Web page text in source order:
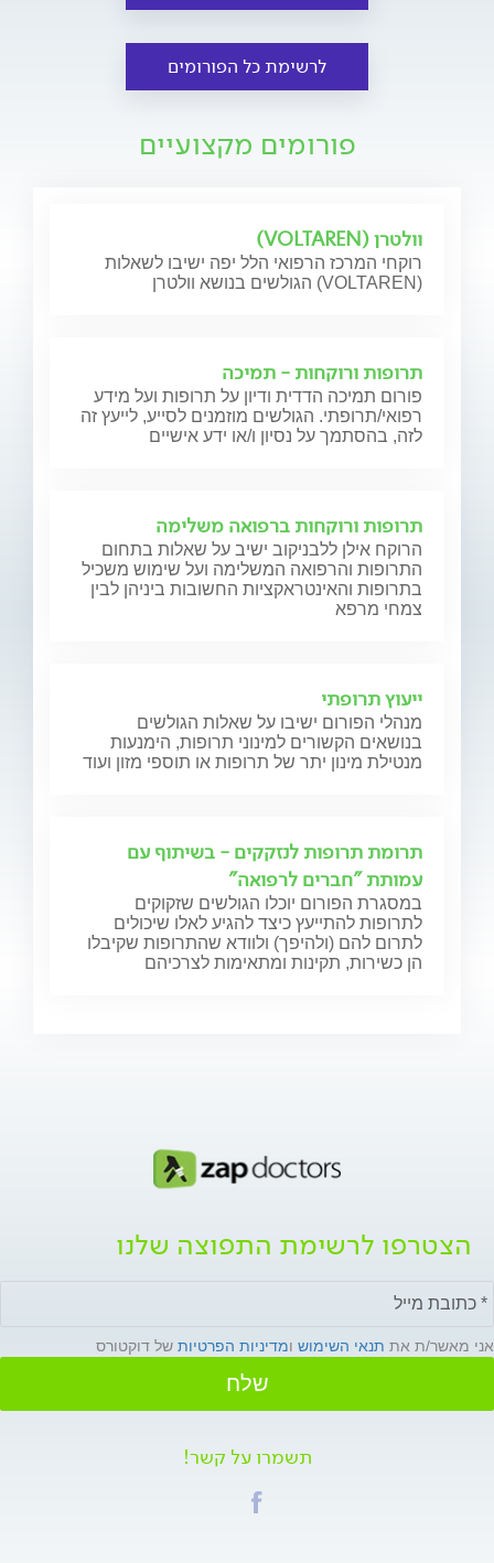
לרשימת כל הפורומים
פורומים מקצועיים
וולטרן (VOLTAREN)
רוקחי המרכז הרפואי הלל יפה ישיבו לשאלות
הגולשים בנושא וולטרן (VOLTAREN)
תרופות ורוקחות - תמיכה
פורום תמיכה הדדית ודיון על תרופות ועל מידע
רפואי/תרופתי. הגולשים מוזמנים לסייע, לייעץ זה
לזה, בהסתמך על נסיון ו/או ידע אישיים
תרופות ורוקחות ברפואה משלימה
הרוקח אילן ללבניקוב ישיב על שאלות בתחום
התרופות והרפואה המשלימה ועל שימוש משכיל
בתרופות והאינטראקציות החשובות ביניהן לבין
צמחי מרפא
ייעוץ תרופתי
מנהלי הפורום ישיבו על שאלות הגולשים
בנושאים הקשורים למינוני תרופות, הימנעות
מנטילת מינון יתר של תרופות או תוספי מזון ועוד
תרומת תרופות לנזקקים - בשיתוף עם
עמותת "חברים לרפואה"
במסגרת הפורום יוכלו הגולשים שזקוקים
לתרופות להתייעץ כיצד להגיע לאלו שיכולים
לתרום להם (ולהיפך) ולוודא שהתרופות שקיבלו
הן כשירות, תקינות ומתאימות לצרכיהם
הצטרפו לרשימת התפוצה שלנו
אני מאשר/ת את תנאי השימוש ומדיניות הפרטיות של דוקטורס
שלח
תשמרו על קשר!